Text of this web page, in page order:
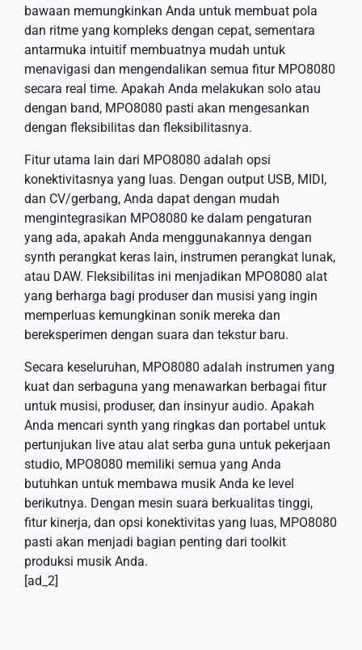
bawaan memungkinkan Anda untuk membuat pola
dan ritme yang kompleks dengan cepat, sementara
antarmuka intuitif membuatnya mudah untuk
menavigasi dan mengendalikan semua fitur MPO8080
secara real time. Apakah Anda melakukan solo atau
dengan band, MPO8080 pasti akan mengesankan
dengan fleksibilitas dan fleksibilitasnya.
Fitur utama lain dari MPO8080 adalah opsi
konektivitasnya yang luas. Dengan output USB, MIDI,
dan CV/gerbang, Anda dapat dengan mudah
mengintegrasikan MPO8080 ke dalam pengaturan
yang ada, apakah Anda menggunakannya dengan
synth perangkat keras lain, instrumen perangkat lunak,
atau DAW. Fleksibilitas ini menjadikan MPO8080 alat
yang berharga bagi produser dan musisi yang ingin
memperluas kemungkinan sonik mereka dan
bereksperimen dengan suara dan tekstur baru.
Secara keseluruhan, MPO8080 adalah instrumen yang
kuat dan serbaguna yang menawarkan berbagai fitur
untuk musisi, produser, dan insinyur audio. Apakah
Anda mencari synth yang ringkas dan portabel untuk
pertunjukan live atau alat serba guna untuk pekerjaan
studio, MPO8080 memiliki semua yang Anda
butuhkan untuk membawa musik Anda ke level
berikutnya. Dengan mesin suara berkualitas tinggi,
fitur kinerja, dan opsi konektivitas yang luas, MPO8080
pasti akan menjadi bagian penting dari toolkit
produksi musik Anda.
[ad_2]